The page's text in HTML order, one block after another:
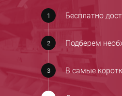
Бесплатно
Подберем
В самые